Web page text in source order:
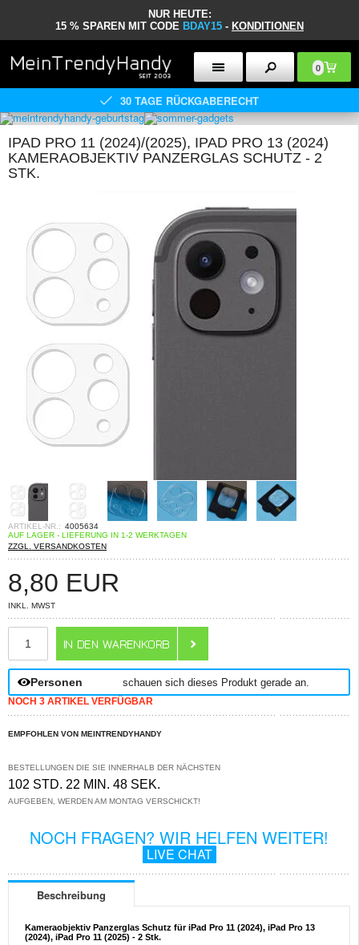
NUR HEUTE:
15 % SPAREN MIT CODE BDAY15 - KONDITIONEN
0
30 TAGE RÜCKGABERECHT
IPAD PRO 11 (2024)/(2025), IPAD PRO 13 (2024)
KAMERAOBJEKTIV PANZERGLAS SCHUTZ - 2
STK.
ARTIKEL-NR.: 4005634
AUF LAGER - LIEFERUNG IN 1-2 WERKTAGEN
ZZGL. VERSANDKOSTEN
8,80 EUR
INKL. MWST
Personen schauen sich dieses Produkt gerade an.
NOCH 3 ARTIKEL VERFÜGBAR
EMPFOHLEN VON MEINTRENDYHANDY
BESTELLUNGEN DIE SIE INNERHALB DER NÄCHSTEN
102 STD. 22 MIN. 48 SEK.
AUFGEBEN, WERDEN AM MONTAG VERSCHICKT!
NOCH FRAGEN? WIR HELFEN WEITER!
LIVE CHAT
Beschreibung
Kameraobjektiv Panzerglas Schutz für iPad Pro 11 (2024), iPad Pro 13
(2024), iPad Pro 11 (2025) - 2 Stk.